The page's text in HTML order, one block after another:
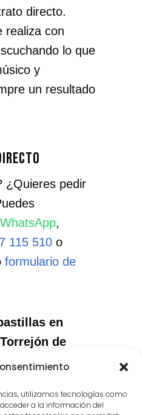
utilizamos tecnologías como
a la información del
directo.
realiza con
lo que
y
un resultado
¿Quieres pedir
WhatsApp,
115 510o
formulario de
en
de
que